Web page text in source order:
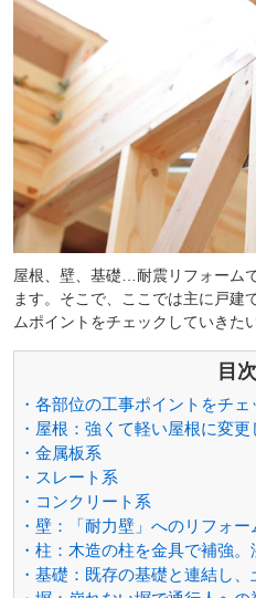
屋根、壁、基礎…耐震リフォーム
ます。そこで、ここでは主に戸建
ムポイントをチェックしていきた
目次
・各部位の工事ポイントをチェ
・屋根：強くて軽い屋根に変
・金属板系
・スレート系
・コンクリート系
・壁：「耐力壁」へのリフォー
・柱：木造の柱を金具で補強
・基礎：既存の基礎と連結し、